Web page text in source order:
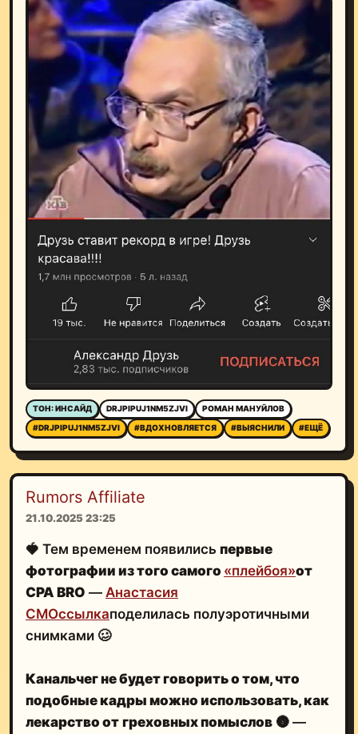
ТОН: ИНСАЙД DRJPIPUJ1NM5ZJVI
РОМАН МАНУЙЛОВ
#DRJPIPUJ1NM5ZJVI
#ВДОХНОВЛЯЕТСЯ #ВЫЯСНИЛИ #ЕЩЁ
Rumors Affiliate
21.10.2025 23:25
🍓 Тем временем появились первые
фотографии из того самого «плейбоя»от
CPA BRO — Анастасия
CMOссылкаподелилась полуэротичными
снимками 🥴
Канальчег не будет говорить о том, что
подобные кадры можно использовать, как
лекарство от греховных помыслов 🌚 —